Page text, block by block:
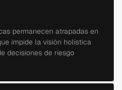
permanecen atrapadas en
impide la visión holística
decisiones de riesgo